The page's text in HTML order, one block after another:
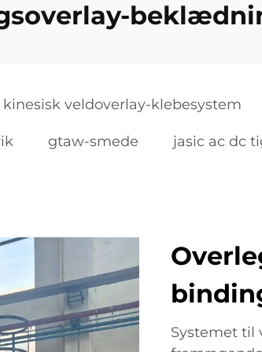
kinesisk veldoverlay-klebesystem
gtaw-smede jasic ac dc
Systemet til